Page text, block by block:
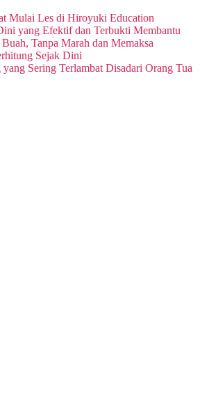
Mulai Les di Hiroyuki Education
yang Efektif dan Terbukti Membantu
Tanpa Marah dan Memaksa
Sejak Dini
Sering Terlambat Disadari Orang Tua